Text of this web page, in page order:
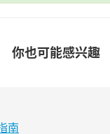
你也可能感兴趣
南